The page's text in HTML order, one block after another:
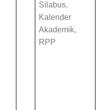
Silabus,
Kalender
Akademik,
RPP